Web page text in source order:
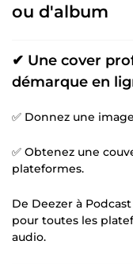
ou d'album
✔ Une cover
démarque en
✅ Donnez une
✅ Obtenez une
plateformes.
De Deezer à
pour toutes les
audio.